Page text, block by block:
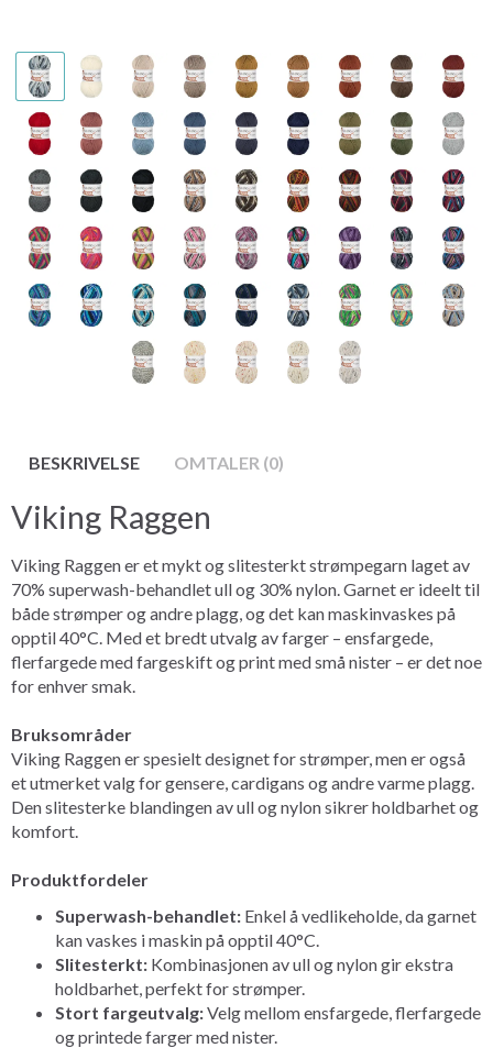
BESKRIVELSE OMTALER (0)
Viking Raggen
Viking Raggen er et mykt og slitesterkt strømpegarn laget av
70% superwash-behandlet ull og 30% nylon. Garnet er ideelt til
både strømper og andre plagg, og det kan maskinvaskes på
opptil 40°C. Med et bredt utvalg av farger – ensfargede,
flerfargede med fargeskift og print med små nister – er det noe
for enhver smak.
Bruksområder
Viking Raggen er spesielt designet for strømper, men er også
et utmerket valg for gensere, cardigans og andre varme plagg.
Den slitesterke blandingen av ull og nylon sikrer holdbarhet og
komfort.
Produktfordeler
Superwash-behandlet: Enkel å vedlikeholde, da garnet
kan vaskes i maskin på opptil 40°C.
Slitesterkt: Kombinasjonen av ull og nylon gir ekstra
holdbarhet, perfekt for strømper.
Stort fargeutvalg:Velg mellom ensfargede, flerfargede
og printede farger med nister.